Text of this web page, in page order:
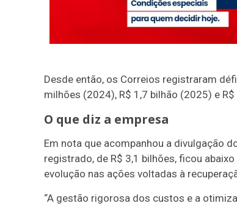
Desde então, os Correios registraram
milhões (2024), R$ 1,7 bilhão (2025) e
O que diz a empresa
Em nota que acompanhou a divulgação
registrado, de R$ 3,1 bilhões, ficou
evolução nas ações voltadas à
“A gestão rigorosa dos custos e a